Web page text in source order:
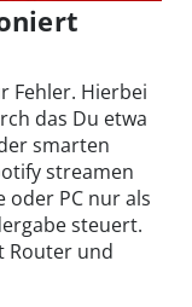
Fehler. Hierbei
das Du etwa
smarten
streamen
oder PC nur als
steuert.
Router und